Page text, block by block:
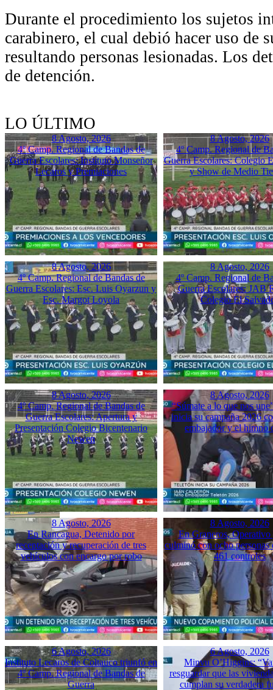
Durante el procedimiento los sujetos
carabinero, el cual debió hacer uso de
resultando personas lesionadas. Los
de detención.
LO ÚLTIMO
8 Agosto, 2026
4º Camp. Regional de Bandas de
Guerra Escolares: Instituto Monseñor
Lecaros y Premiaciones
8 Agosto, 2026
4º Camp. Regional de
Guerra Escolares: Colegio
y Show de Medio
8 Agosto, 2026
4º Camp. Regional de Bandas de
Guerra Escolares: Esc. Luis Oyarzun y
Esc. Margot Loyola
8 Agosto, 2026
4º Camp. Regional de
Guerra Escolares: JAB
Colegio El
8 Agosto, 2026
4º Camp. Regional de Bandas de
Guerra Escolares: Apertura y
Presentación Colegio Bicentenario
Newen
8 Agosto, 2026
“Súmate a lo que nos
inicia su campaña 2026
embajador y el himno
8 Agosto, 2026
En Rancagua, Detenido por
receptación y recuperación de tres
vehículos con encargo por robo
8 Agosto, 2026
En Graneros,
culminó con ocho personas
461 controles
6 Agosto, 2026
Instituto Lecaros de Coltauco triunfó en
4º Camp. Regional de Bandas de
Guerra
6 Agosto, 2026
Minvu O’Higgins:
resguardar que las
cumplan su verdadera